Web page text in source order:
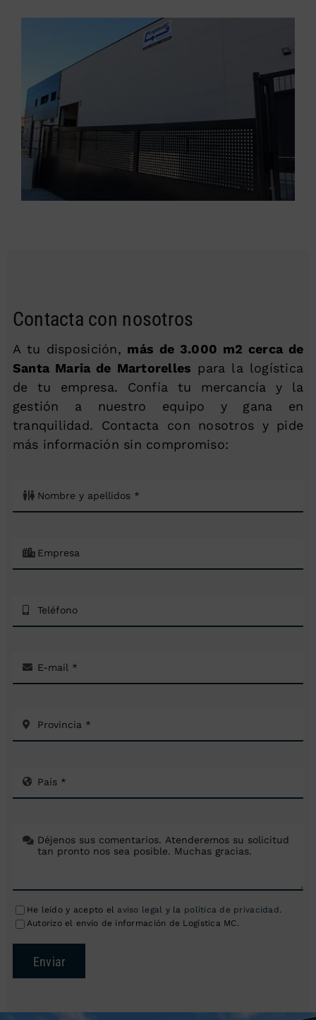
Contacta con nosotros
A tu disposición, más de 3.000 m2 cerca de
Santa Maria de Martorelles para la logística
de tu empresa. Confía tu mercancía y la
gestión a nuestro equipo y gana en
tranquilidad. Contacta con nosotros y pide
más información sin compromiso:
He leído y acepto el aviso legal y la política de privacidad.
Autorizo el envío de información de Logística MC.
Enviar